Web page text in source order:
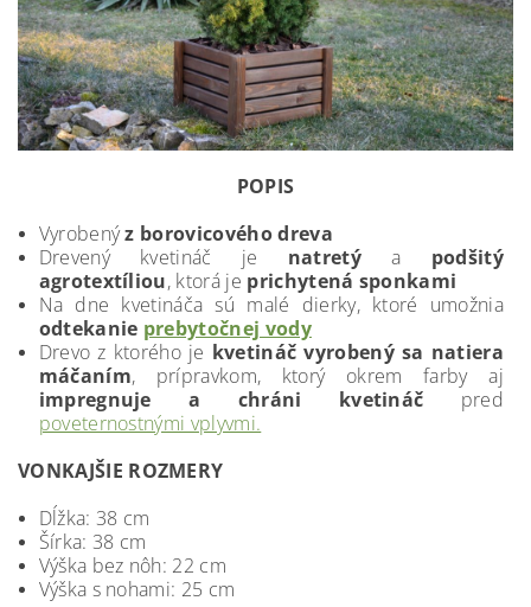
POPIS
Vyrobenýz borovicového dreva
Drevený kvetináč je natretýa podšitý
agrotextíliou, ktorá je prichytená sponkami
Na dne kvetináča sú malé dierky, ktoré umožnia
odtekanie prebytočnej vody
Drevo z ktorého je kvetináč vyrobený sa natiera
máčaním, prípravkom, ktorý okrem farby aj
impregnuje a chráni kvetináč pred
poveternostnými vplyvmi.
VONKAJŠIE ROZMERY
Dĺžka: 38 cm
Šírka: 38 cm
Výška bez nôh: 22 cm
Výška s nohami: 25 cm